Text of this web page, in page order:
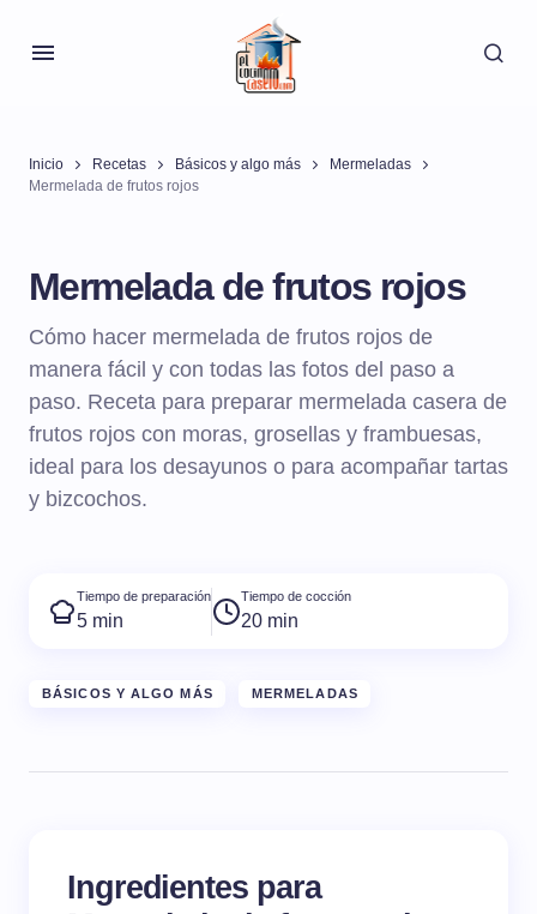
Inicio Recetas Básicos y algo más
Mermeladas
Mermelada de frutos rojos
Mermelada de frutos rojos
Cómo hacer mermelada de frutos rojos de
manera fácil y con todas las fotos del paso a
paso. Receta para preparar mermelada casera de
frutos rojos con moras, grosellas y frambuesas,
ideal para los desayunos o para acompañar tartas
y bizcochos.
Tiempo de preparación
5 min
Tiempo de cocción
20 min
BÁSICOS Y ALGO MÁS MERMELADAS
Ingredientes para